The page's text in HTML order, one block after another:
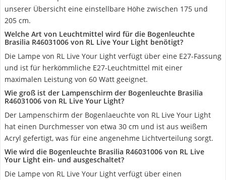
unserer Übersicht eine einstellbare Höhe zwischen 175 und
205 cm.
Welche Art von Leuchtmittel wird für die Bogenleuchte
Brasilia R46031006 von RL Live Your Light benötigt?
Die Lampe von RL Live Your Light verfügt über eine E27-Fassung
und ist für herkömmliche E27-Leuchtmittel mit einer
maximalen Leistung von 60 Watt geeignet.
Wie groß ist der Lampenschirm der Bogenleuchte Brasilia
R46031006 von RL Live Your Light?
Der Lampenschirm der Bogenlaeuchte von RL Live Your Light
hat einen Durchmesser von etwa 30 cm und ist aus weißem
Acryl gefertigt, was für eine angenehme Lichtverteilung sorgt.
Wie wird die Bogenleuchte Brasilia R46031006 von RL Live
Your Light ein- und ausgeschaltet?
Die Lampe von RL Live Your Light verfügt über einen